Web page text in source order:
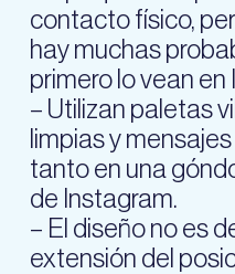
contacto físico,
hay muchas
primero lo vean en
– Utilizan paletas
limpias y
tanto en una
de Instagram.
– El diseño no es
extensión del